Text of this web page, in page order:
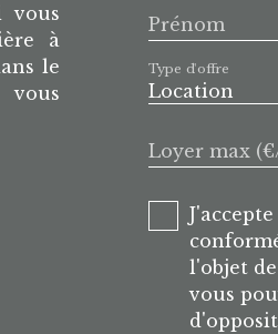
vous
à
le
vous
Prénom
Location
Type d'offre
l'objet
vous